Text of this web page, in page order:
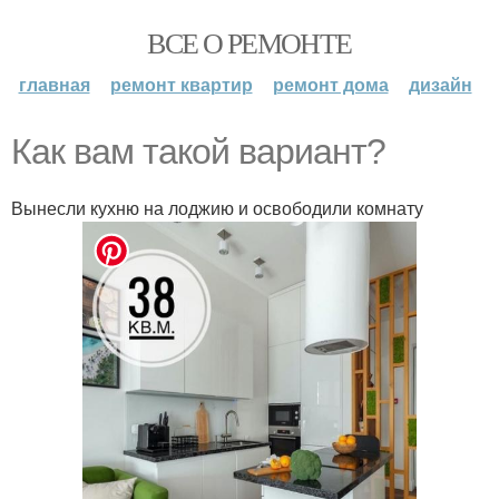
ВСЕ О РЕМОНТЕ
главная ремонт квартир ремонт дома дизайн
Как вам такой вариант?
Вынесли кухню на лоджию и освободили комнату